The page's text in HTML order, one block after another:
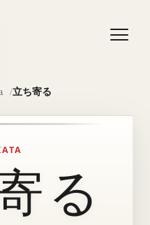
立ち寄る
る